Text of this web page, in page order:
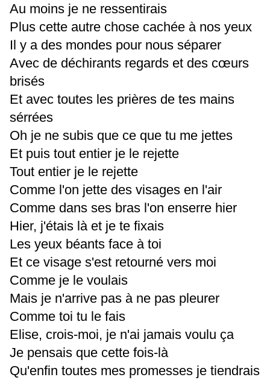
Au moins je ne ressentirais
Plus cette autre chose cachée à nos yeux
Il y a des mondes pour nous séparer
Avec de déchirants regards et des cœurs
brisés
Et avec toutes les prières de tes mains
sérrées
Oh je ne subis que ce que tu me jettes
Et puis tout entier je le rejette
Tout entier je le rejette
Comme l'on jette des visages en l'air
Comme dans ses bras l'on enserre hier
Hier, j'étais là et je te fixais
Les yeux béants face à toi
Et ce visage s'est retourné vers moi
Comme je le voulais
Mais je n'arrive pas à ne pas pleurer
Comme toi tu le fais
Elise, crois-moi, je n'ai jamais voulu ça
Je pensais que cette fois-là
Qu'enfin toutes mes promesses je tiendrais